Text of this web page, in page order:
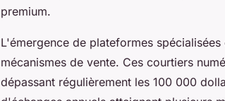
premium.
L'émergence de plateformes
mécanismes de vente. Ces courtiers
dépassant régulièrement les 100 000